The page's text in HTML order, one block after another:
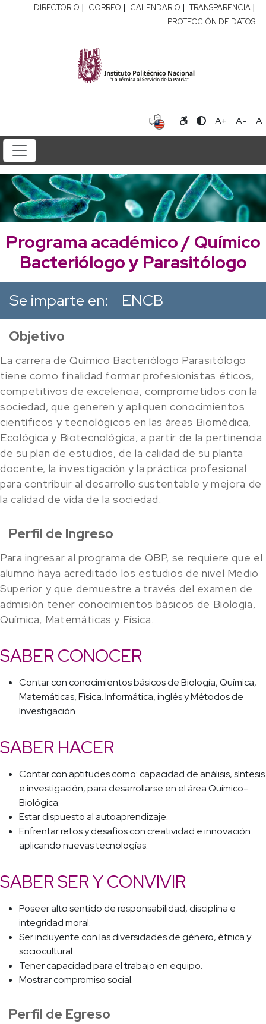
DIRECTORIO | CORREO | CALENDARIO | TRANSPARENCIA |
PROTECCIÓN DE DATOS
A+ A- A
Programa académico / Químico
Bacteriólogo y Parasitólogo
Se imparte en: ENCB
Objetivo
La carrera de Químico Bacteriólogo Parasitólogo
tiene como finalidad formar profesionistas éticos,
competitivos de excelencia, comprometidos con la
sociedad, que generen y apliquen conocimientos
científicos y tecnológicos en las áreas Biomédica,
Ecológica y Biotecnológica, a partir de la pertinencia
de su plan de estudios, de la calidad de su planta
docente, la investigación y la práctica profesional
para contribuir al desarrollo sustentable y mejora de
la calidad de vida de la sociedad.
Perfil de Ingreso
Para ingresar al programa de QBP, se requiere que el
alumno haya acreditado los estudios de nivel Medio
Superior y que demuestre a través del examen de
admisión tener conocimientos básicos de Biología,
Química, Matemáticas y Física.
SABER CONOCER
Contar con conocimientos básicos de Biología, Química,
Matemáticas, Física. Informática, inglés y Métodos de
Investigación.
SABER HACER
Contar con aptitudes como: capacidad de análisis, síntesis
e investigación, para desarrollarse en el área Químico-
Biológica.
Estar dispuesto al autoaprendizaje.
Enfrentar retos y desafíos con creatividad e innovación
aplicando nuevas tecnologías.
SABER SER Y CONVIVIR
Poseer alto sentido de responsabilidad, disciplina e
integridad moral.
Ser incluyente con las diversidades de género, étnica y
sociocultural.
Tener capacidad para el trabajo en equipo.
Mostrar compromiso social.
Perfil de Egreso